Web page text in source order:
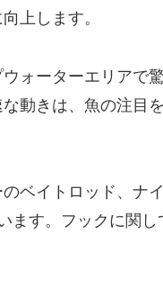
上します。
ォーターエリアで
動きは、魚の注目
ベイトロッド、ナ
ます。フックに関